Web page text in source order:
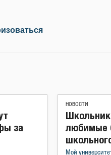
за
НОВОСТИ
любимые
Мой